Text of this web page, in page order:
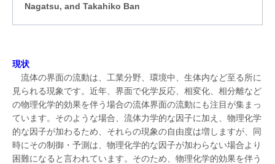
Nagatsu, and Takahiko Ban
現状
流体の界面の流動は、工業分野、環境中、生体内など至る所に
見られる現象です。近年、界面で化学反応、相変化、相分離など
の物理化学的効果を伴う場合の流体界面の流動にも注目が集まっ
ています。そのような場合、流体力学的な因子に加え、物理化学
的な因子が加わるため、それらの現象の自由度は増しますが、同
時にその制御・予測は、物理化学的な因子が加わらない場合より
困難になると言われています。そのため、物理化学的効果を伴う